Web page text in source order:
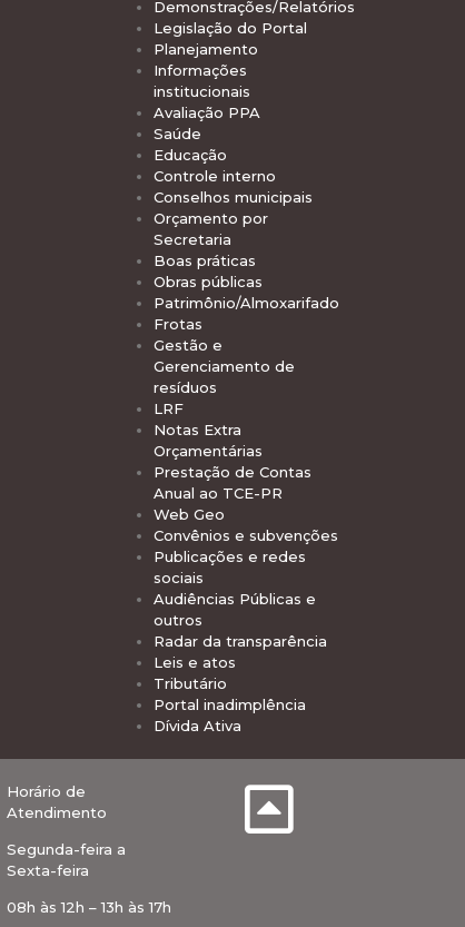
Demonstrações/Relatórios
Legislação do Portal
Planejamento
Informações
institucionais
Avaliação PPA
Saúde
Educação
Controle interno
Conselhos municipais
Orçamento por
Secretaria
Boas práticas
Obras públicas
Patrimônio/Almoxarifado
Frotas
Gestão e
Gerenciamento de
resíduos
LRF
Notas Extra
Orçamentárias
Prestação de Contas
Anual ao TCE-PR
Web Geo
Convênios e subvenções
Publicações e redes
sociais
Audiências Públicas e
outros
Radar da transparência
Leis e atos
Tributário
Portal inadimplência
Dívida Ativa
Horário de
Atendimento
Segunda-feira a
Sexta-feira
08h às 12h – 13h às 17h